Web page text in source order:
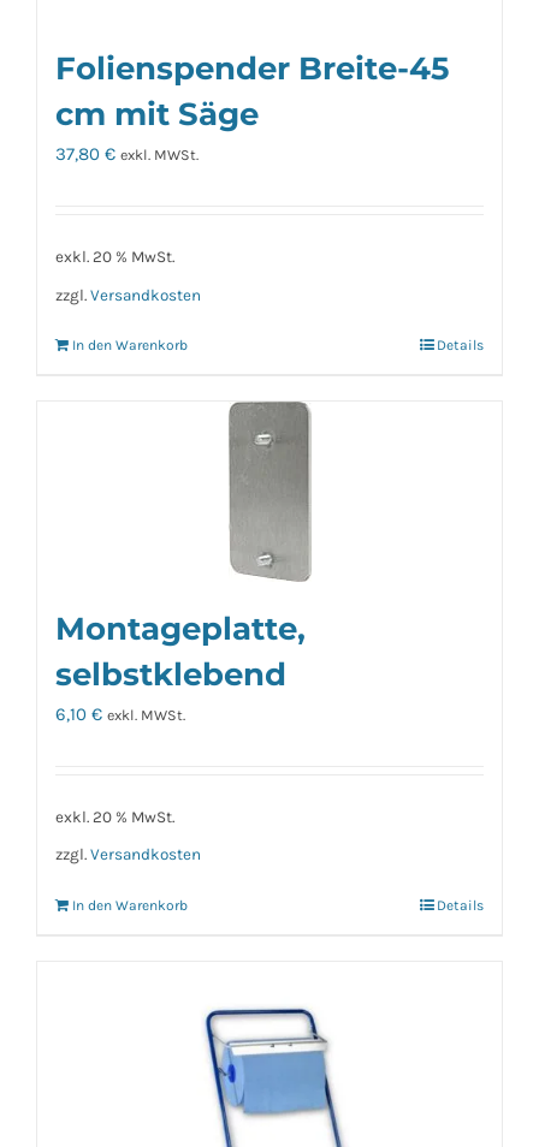
Folienspender Breite-45
cm mit Säge
37,80 € exkl. MWSt.
exkl. 20 % MwSt.
zzgl. Versandkosten
In den Warenkorb Details
Montageplatte,
selbstklebend
6,10 € exkl. MWSt.
exkl. 20 % MwSt.
zzgl. Versandkosten
In den Warenkorb Details